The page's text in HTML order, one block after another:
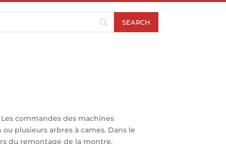
commandes des machines
plusieurs arbres à cames. Dans le
du remontage de la montre.